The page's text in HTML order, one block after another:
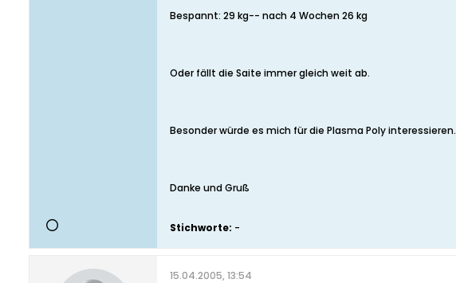
Bespannt: 29 kg-- nach 4 Wochen 26 kg
Oder fällt die Saite immer gleich weit ab.
Besonder würde es mich für die Plasma Poly interessieren.
Danke und Gruß
Stichworte: -
15.04.2005, 13:54